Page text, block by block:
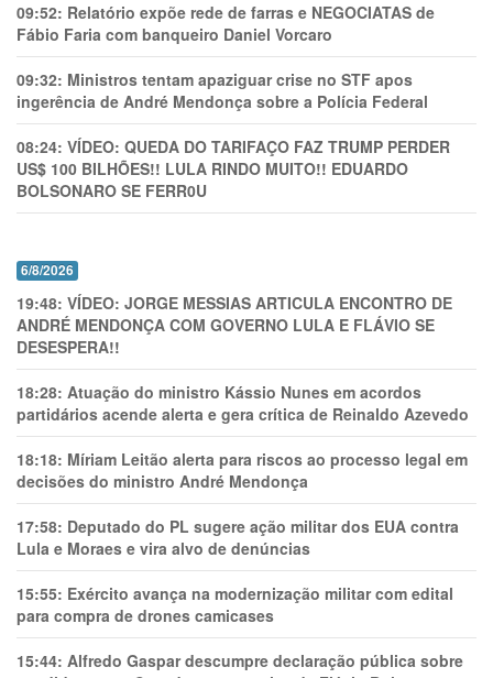
09:52: Relatório expõe rede de farras e NEGOCIATAS de
Fábio Faria com banqueiro Daniel Vorcaro
09:32: Ministros tentam apaziguar crise no STF apos
ingerência de André Mendonça sobre a Polícia Federal
08:24: VÍDEO: QUEDA DO TARIFAÇO FAZ TRUMP PERDER
US$ 100 BILHÕES!! LULA RINDO MUITO!! EDUARDO
BOLSONARO SE FERR0U
6/8/2026
19:48: VÍDEO: JORGE MESSIAS ARTICULA ENCONTRO DE
ANDRÉ MENDONÇA COM GOVERNO LULA E FLÁVIO SE
DESESPERA!!
18:28: Atuação do ministro Kássio Nunes em acordos
partidários acende alerta e gera crítica de Reinaldo Azevedo
18:18: Míriam Leitão alerta para riscos ao processo legal em
decisões do ministro André Mendonça
17:58: Deputado do PL sugere ação militar dos EUA contra
Lula e Moraes e vira alvo de denúncias
15:55: Exército avança na modernização militar com edital
para compra de drones camicases
15:44: Alfredo Gaspar descumpre declaração pública sobre